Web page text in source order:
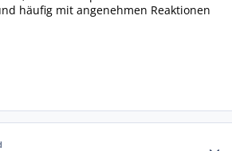
häufig mit angenehmen Reaktionen